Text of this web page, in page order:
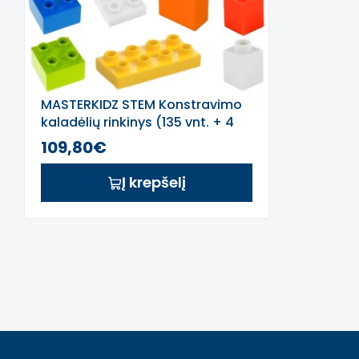
MASTERKIDZ STEM Konstravimo
kaladėlių rinkinys (135 vnt. + 4
vnt. pagrindų)
109,80€
Į krepšelį